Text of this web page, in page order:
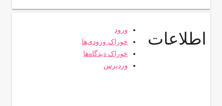
اطلاعات
ورود
خوراک ورودی‌ها
خوراک دیدگاه‌ها
وردپرس